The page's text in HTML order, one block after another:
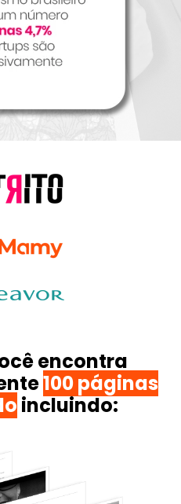
encontra
100 páginas
incluindo: